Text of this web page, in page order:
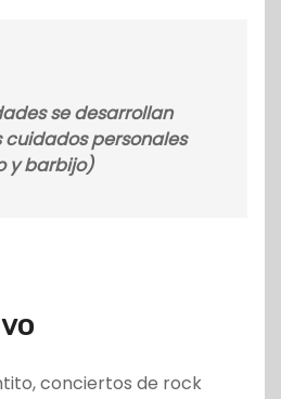
se desarrollan
personales
y barbijo)
conciertos de rock